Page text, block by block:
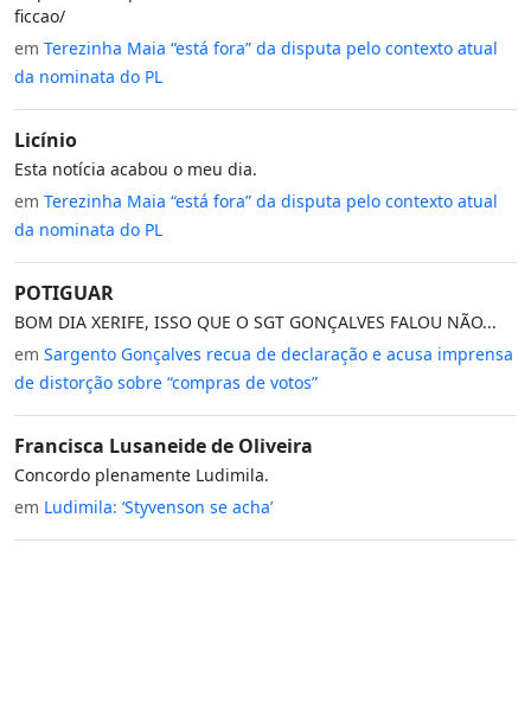
ficcao/
em Terezinha Maia “está fora” da disputa pelo contexto atual
da nominata do PL
Licínio
Esta notícia acabou o meu dia.
em Terezinha Maia “está fora” da disputa pelo contexto atual
da nominata do PL
POTIGUAR
BOM DIA XERIFE, ISSO QUE O SGT GONÇALVES FALOU NÃO...
em Sargento Gonçalves recua de declaração e acusa imprensa
de distorção sobre “compras de votos”
Francisca Lusaneide de Oliveira
Concordo plenamente Ludimila.
em Ludimila: ‘Styvenson se acha’